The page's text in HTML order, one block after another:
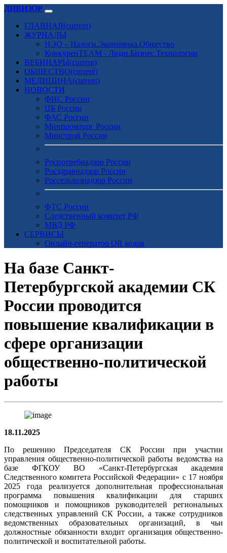
ДИВИЗОР
ГЛАВНАЯ(current)
ЖУРНАЛЫ
НЭО – Налоги.Экономика.Общество
КонкуренTEAM - Люди.Бизнес.Технологии
ВЕБИНАРЫ(current)
ОБЩЕСТВО(current)
МЕДИЦИНА(current)
НОВОСТИ
ФНС России
ЦБ России
ФАС России
Минпромторг России
Минстрой России
Роспотребнадзор России
Росздравнадзор России
Россельхознадзор России
ФТС России
Следственный комитет РФ
МВД РФ
СЕРВИСЫ
Онлайн-генератор QR кодов
На базе Санкт-
Петербургской академии СК
России проводится
повышение квалификации в
сфере организации
общественно-политической
работы
18.11.2025
По решению Председателя СК России при участии
управления общественно-политической работы ведомства на
базе ФГКОУ ВО «Санкт-Петербургская академия
Следственного комитета Российской Федерации» с 17 ноября
2025 года реализуется дополнительная профессиональная
программа повышения квалификации для старших
помощников и помощников руководителей региональных
следственных управлений СК России, а также сотрудников
ведомственных образовательных организаций, в чьи
должностные обязанности входит организация общественно-
политической и воспитательной работы.